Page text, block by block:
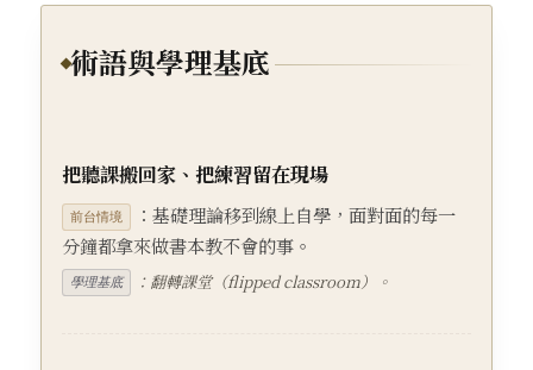
術語與學理基底
把聽課搬回家、把練習留在現場
前台情境
：基礎理論移到線上自學，面對面的每一
分鐘都拿來做書本教不會的事。
學理基底 ：翻轉課堂（flipped classroom）。